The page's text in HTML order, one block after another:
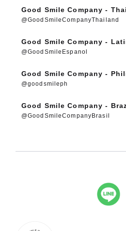
Good Smile Company -
@GoodSmileCompanyThailand
Good Smile Company -
@GoodSmileEspanol
Good Smile Company -
@goodsmileph
Good Smile Company -
@GoodSmileCompanyBrasil